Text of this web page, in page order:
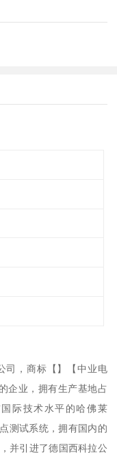
司，商标【】【中业电
企业，拥有生产基地占
际技术水平的哈佛莱
测试系统，拥有国内的
并引进了德国西科拉公